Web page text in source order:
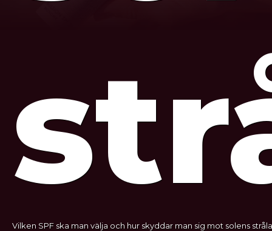
Vilken SPF ska man välja och hur skyddar man sig mot solens